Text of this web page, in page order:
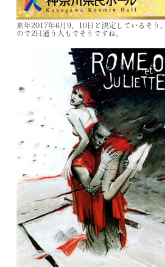
来年2017年6月9、 10 日と決定しているそう。
ので2 日通う人もでそうですね。